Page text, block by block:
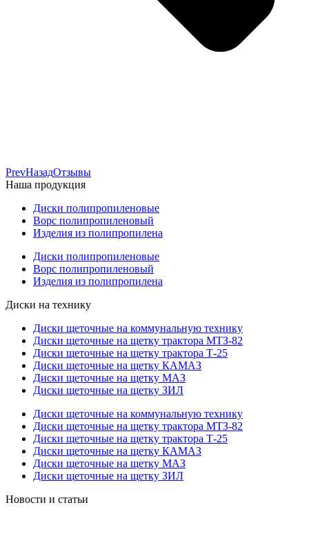
PrevНазадОтзывы
Наша продукция
Диски полипропиленовые
Ворс полипропиленовый
Изделия из полипропилена
Диски полипропиленовые
Ворс полипропиленовый
Изделия из полипропилена
Диски на технику
Диски щеточные на коммунальную технику
Диски щеточные на щетку трактора МТЗ-82
Диски щеточные на щетку трактора Т-25
Диски щеточные на щетку КАМАЗ
Диски щеточные на щетку МАЗ
Диски щеточные на щетку ЗИЛ
Диски щеточные на коммунальную технику
Диски щеточные на щетку трактора МТЗ-82
Диски щеточные на щетку трактора Т-25
Диски щеточные на щетку КАМАЗ
Диски щеточные на щетку МАЗ
Диски щеточные на щетку ЗИЛ
Новости и статьи